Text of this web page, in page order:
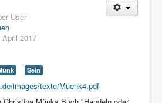
User
2017
Sein
images/texte/Muenk4.pdf